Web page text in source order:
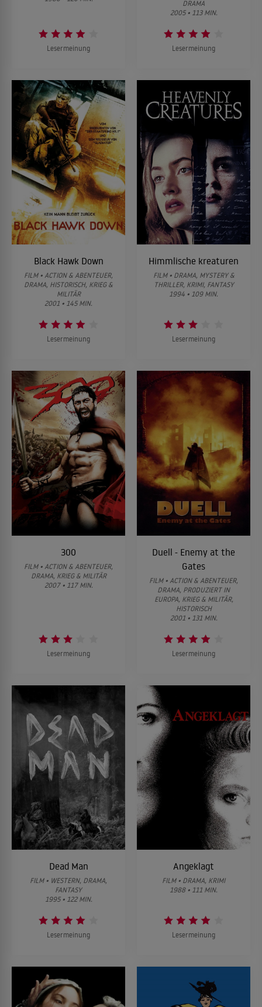
Lesermeinung
DRAMA
2005 • 113 MIN.
Lesermeinung
Black Hawk Down
FILM • ACTION & ABENTEUER,
DRAMA, HISTORISCH, KRIEG &
MILITÄR
2001 • 145 MIN.
Lesermeinung
Himmlische kreaturen
FILM • DRAMA, MYSTERY &
THRILLER, KRIMI, FANTASY
1994 • 109 MIN.
Lesermeinung
300
FILM • ACTION & ABENTEUER,
DRAMA, KRIEG & MILITÄR
2007 • 117 MIN.
Lesermeinung
Duell - Enemy at the
Gates
FILM • ACTION & ABENTEUER,
DRAMA, PRODUZIERT IN
EUROPA, KRIEG & MILITÄR,
HISTORISCH
2001 • 131 MIN.
Lesermeinung
Dead Man
FILM • WESTERN, DRAMA,
FANTASY
1995 • 122 MIN.
Lesermeinung
Angeklagt
FILM • DRAMA, KRIMI
1988 • 111 MIN.
Lesermeinung